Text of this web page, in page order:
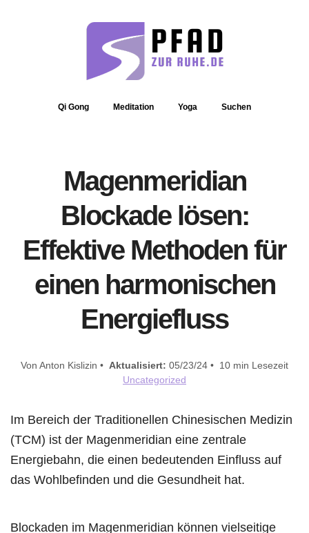
Qi Gong Meditation Yoga Suchen
Magenmeridian
Blockade lösen:
Effektive Methoden für
einen harmonischen
Energiefluss
Von Anton Kislizin • Aktualisiert: 05/23/24 • 10 min Lesezeit
Uncategorized
Im Bereich der Traditionellen Chinesischen Medizin
(TCM) ist der Magenmeridian eine zentrale
Energiebahn, die einen bedeutenden Einfluss auf
das Wohlbefinden und die Gesundheit hat.
Blockaden im Magenmeridian können vielseitige